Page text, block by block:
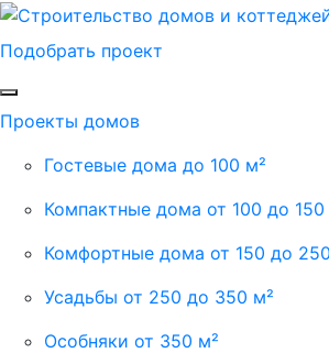
Подобрать проект
Проекты домов
Гостевые дома до 100 м²
Компактные дома от 100 до 150
Комфортные дома от 150 до
Усадьбы от 250 до 350 м²
Особняки от 350 м²